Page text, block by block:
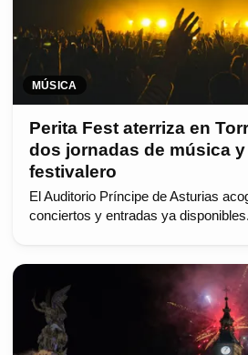
MÚSICA
Perita Fest aterriza en
dos jornadas de música
festivalero
El Auditorio Príncipe de Asturias
conciertos y entradas ya disponibles.